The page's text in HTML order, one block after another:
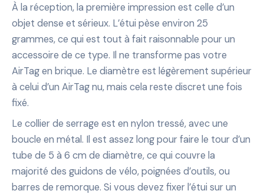
À la réception, la première impression est celle d’un
objet dense et sérieux. L’étui pèse environ 25
grammes, ce qui est tout à fait raisonnable pour un
accessoire de ce type. Il ne transforme pas votre
AirTag en brique. Le diamètre est légèrement supérieur
à celui d’un AirTag nu, mais cela reste discret une fois
fixé.
Le collier de serrage est en nylon tressé, avec une
boucle en métal. Il est assez long pour faire le tour d’un
tube de 5 à 6 cm de diamètre, ce qui couvre la
majorité des guidons de vélo, poignées d’outils, ou
barres de remorque. Si vous devez fixer l’étui sur un